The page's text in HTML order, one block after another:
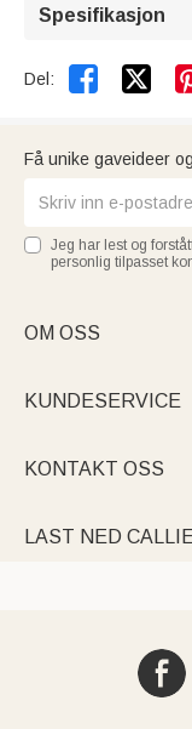
Spesifikasjon
Del: 
Få unike gaveideer
Jeg har lest og
personlig tilpasset
OM OSS
KUNDESERVICE
KONTAKT OSS
LAST NED